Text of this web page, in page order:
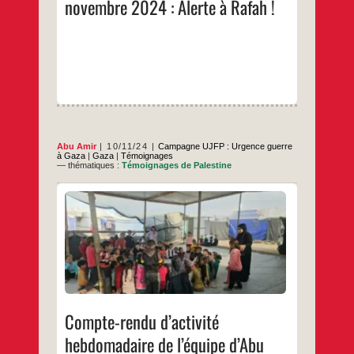
novembre 2024 : Alerte à Rafah !
à
Rafah !
Abu Amir 10/11/24
Campagne UJFP : Urgence guerre
à Gaza |Gaza |Témoignages
— thématiques :Témoignages de Palestine
Compte-rendu d’activité
hebdomadaire de l’équipe d’Abu
Programmes éducatifs à Deir Al Balah et
Khan Younis Les centres éducatifs : un
refuge sûr pour construire une génération
palestinienne prometteuse loin de la
violence L’éducation est l’un des piliers les
plus importants sur lesquels le peuple
palestinien construit ses aspirations et ses
espoirs pour un avenir meilleur, et
…
Compte-
rendu
hebdomadaire
de
l’équipe